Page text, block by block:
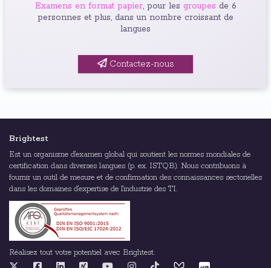
Examens en format papier, pour les groupes de 6
personnes et plus, dans un nombre croissant de
langues
Contactez-nous
Brightest
Est un organisme d'examen global qui soutient les normes mondiales de
certification dans diverses langues (p. ex. ISTQB). Nous contribuons à
fournir un outil de mesure et de confirmation des connaissances sectorielles
dans les domaines d'expertise de l'industrie des TI.
Réalisez tout votre potentiel avec Brightest.